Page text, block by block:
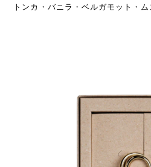
トンカ・バニラ・ベルガモット・